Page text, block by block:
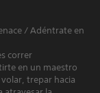
/ Adéntrate en
correr
en un maestro
trepar hacia